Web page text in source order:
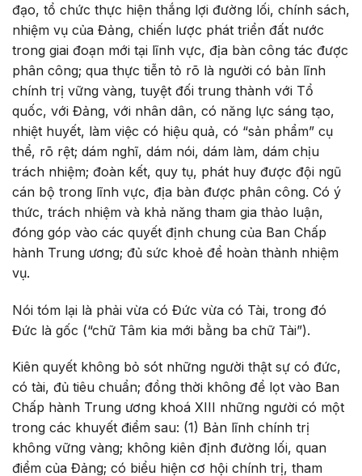
đạo, tổ chức thực hiện thắng lợi đường lối, chính sách,
nhiệm vụ của Đảng, chiến lược phát triển đất nước
trong giai đoạn mới tại lĩnh vực, địa bàn công tác được
phân công; qua thực tiễn tỏ rõ là người có bản lĩnh
chính trị vững vàng, tuyệt đối trung thành với Tổ
quốc, với Đảng, với nhân dân, có năng lực sáng tạo,
nhiệt huyết, làm việc có hiệu quả, có “sản phẩm” cụ
thể, rõ rệt; dám nghĩ, dám nói, dám làm, dám chịu
trách nhiệm; đoàn kết, quy tụ, phát huy được đội ngũ
cán bộ trong lĩnh vực, địa bàn được phân công. Có ý
thức, trách nhiệm và khả năng tham gia thảo luận,
đóng góp vào các quyết định chung của Ban Chấp
hành Trung ương; đủ sức khoẻ để hoàn thành nhiệm
vụ.
Nói tóm lại là phải vừa có Đức vừa có Tài, trong đó
Đức là gốc (“chữ Tâm kia mới bằng ba chữ Tài”).
Kiên quyết không bỏ sót những người thật sự có đức,
có tài, đủ tiêu chuẩn; đồng thời không để lọt vào Ban
Chấp hành Trung ương khoá XIII những người có một
trong các khuyết điểm sau: (1) Bản lĩnh chính trị
không vững vàng; không kiên định đường lối, quan
điểm của Đảng; có biểu hiện cơ hội chính trị, tham